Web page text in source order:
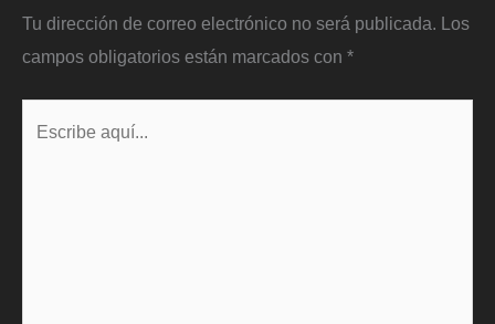
Tu dirección de correo electrónico no será publicada. Los
campos obligatorios están marcados con *